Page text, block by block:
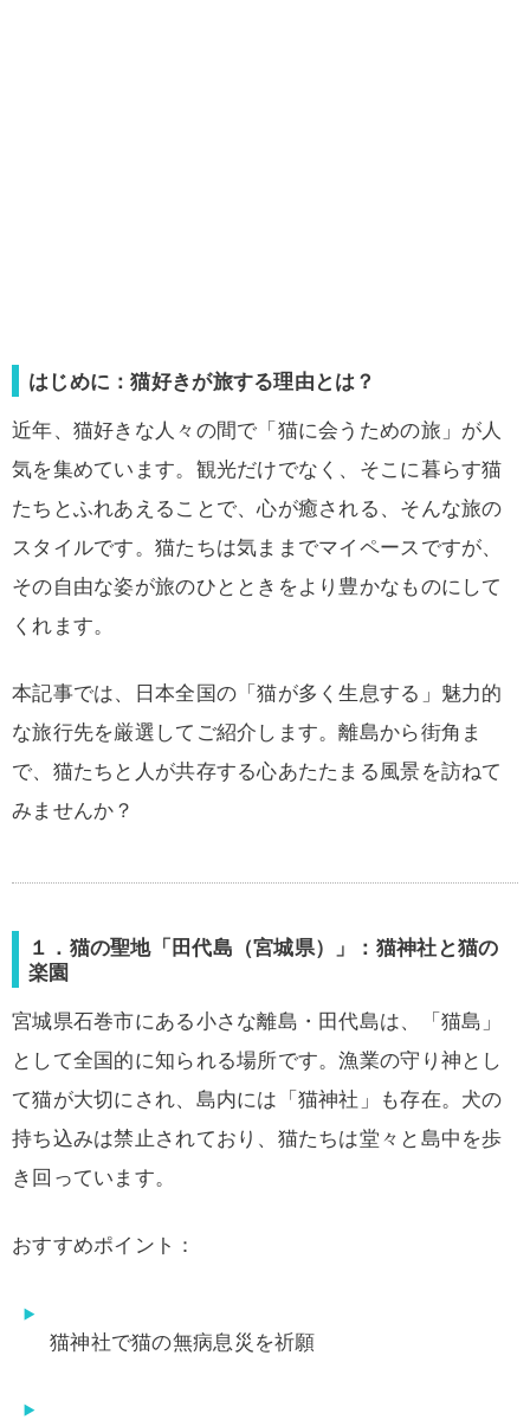
はじめに：猫好きが旅する理由とは？
近年、猫好きな人々の間で「猫に会うための旅」が人
気を集めています。観光だけでなく、そこに暮らす猫
たちとふれあえることで、心が癒される、そんな旅の
スタイルです。猫たちは気ままでマイペースですが、
その自由な姿が旅のひとときをより豊かなものにして
くれます。
本記事では、日本全国の「猫が多く生息する」魅力的
な旅行先を厳選してご紹介します。離島から街角ま
で、猫たちと人が共存する心あたたまる風景を訪ねて
みませんか？
１．猫の聖地「田代島（宮城県）」：猫神社と猫の
楽園
宮城県石巻市にある小さな離島・田代島は、「猫島」
として全国的に知られる場所です。漁業の守り神とし
て猫が大切にされ、島内には「猫神社」も存在。犬の
持ち込みは禁止されており、猫たちは堂々と島中を歩
き回っています。
おすすめポイント：
猫神社で猫の無病息災を祈願